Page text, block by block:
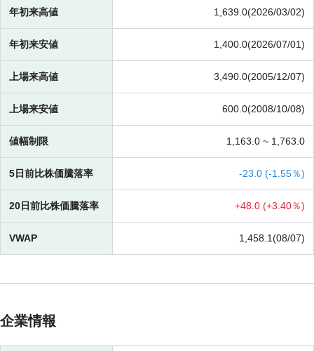
年初来高値 1,639.0(2026/03/02)
年初来安値 1,400.0(2026/07/01)
上場来高値 3,490.0(2005/12/07)
上場来安値 600.0(2008/10/08)
値幅制限 1,163.0 ~ 1,763.0
5日前比株価騰落率 -23.0 (-1.55％)
20日前比株価騰落率 +48.0 (+3.40％)
VWAP 1,458.1(08/07)
企業情報